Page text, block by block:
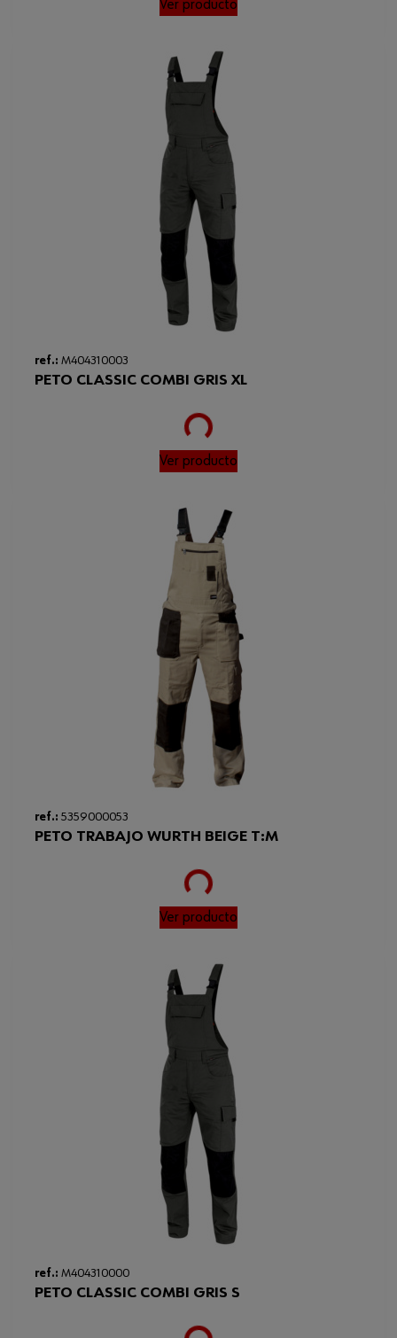
Loading...
Ver producto
ref.: M404310003
PETO CLASSIC COMBI GRIS XL
Loading...
Ver producto
ref.: 5359000053
PETO TRABAJO WURTH BEIGE T:M
Loading...
Ver producto
ref.: M404310000
PETO CLASSIC COMBI GRIS S